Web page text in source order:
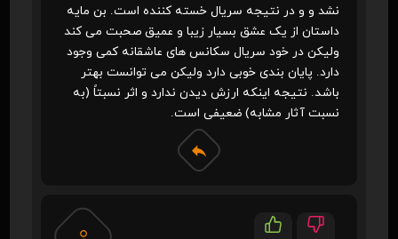
نشد و و در نتیجه سریال خسته کننده است. بن مایه
داستان از یک عشق بسیار زیبا و عمیق صحبت می کند
ولیکن در خود سریال سکانس های عاشقانه کمی وجود
دارد. پایان بندی خوبی دارد ولیکن می توانست بهتر
باشد. نتیجه اینکه ارزش دیدن ندارد و اثر نسبتاً (به
نسبت آثار مشابه) ضعیفی است.